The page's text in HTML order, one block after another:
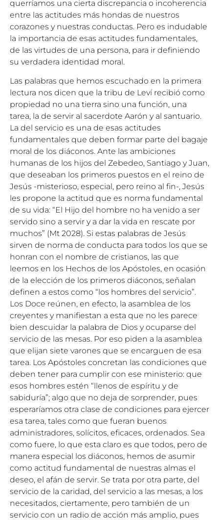
querríamos una cierta discrepancia o incoherencia
entre las actitudes más hondas de nuestros
corazones y nuestras conductas. Pero es indudable
la importancia de esas actitudes fundamentales,
de las virtudes de una persona, para ir definiendo
su verdadera identidad moral.
Las palabras que hemos escuchado en la primera
lectura nos dicen que la tribu de Leví recibió como
propiedad no una tierra sino una función, una
tarea, la de servir al sacerdote Aarón y al santuario.
La del servicio es una de esas actitudes
fundamentales que deben formar parte del bagaje
moral de los diáconos. Ante las ambiciones
humanas de los hijos del Zebedeo, Santiago y Juan,
que deseaban los primeros puestos en el reino de
Jesús -misterioso, especial, pero reino al fin-, Jesús
les propone la actitud que es norma fundamental
de su vida: “El Hijo del hombre no ha venido a ser
servido sino a servir y a dar la vida en rescate por
muchos” (Mt 2028). Si estas palabras de Jesús
sirven de norma de conducta para todos los que se
honran con el nombre de cristianos, las que
leemos en los Hechos de los Apóstoles, en ocasión
de la elección de los primeros diáconos, señalan
definen a estos como “los hombres del servicio”.
Los Doce reúnen, en efecto, la asamblea de los
creyentes y manifiestan a esta que no les parece
bien descuidar la palabra de Dios y ocuparse del
servicio de las mesas. Por eso piden a la asamblea
que elijan siete varones que se encarguen de esa
tarea. Los Apóstoles concretan las condiciones que
deben tener para cumplir con ese ministerio: que
esos hombres estén “llenos de espíritu y de
sabiduría”; algo que no deja de sorprender, pues
esperaríamos otra clase de condiciones para ejercer
esa tarea, tales como que fueran buenos
administradores, solícitos, eficaces, ordenados. Sea
como fuere, lo que esta claro es que todos, pero de
manera especial los diáconos, hemos de asumir
como actitud fundamental de nuestras almas el
deseo, el afán de servir. Se trata por otra parte, del
servicio de la caridad, del servicio a las mesas, a los
necesitados, ciertamente, pero también de un
servicio con un radio de acción más amplio, pues